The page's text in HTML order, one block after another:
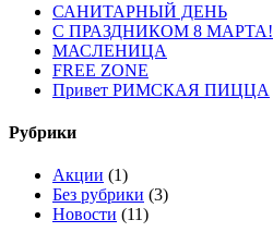
САНИТАРНЫЙ ДЕНЬ
С ПРАЗДНИКОМ 8 МАРТА!
МАСЛЕНИЦА
FREE ZONE
Привет РИМСКАЯ ПИЦЦА
Рубрики
Акции (1)
Без рубрики (3)
Новости (11)